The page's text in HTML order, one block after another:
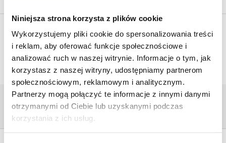
Niniejsza strona korzysta z plików cookie
Wykorzystujemy pliki cookie do spersonalizowania treści
i reklam, aby oferować funkcje społecznościowe i
analizować ruch w naszej witrynie. Informacje o tym, jak
korzystasz z naszej witryny, udostępniamy partnerom
społecznościowym, reklamowym i analitycznym.
Partnerzy mogą połączyć te informacje z innymi danymi
otrzymanymi od Ciebie lub uzyskanymi podczas
korzystania z ich usług.
ANDROID_APPV5
Home/[:pl]Strona główna[:en]Start
page[:de]Startseite[:]